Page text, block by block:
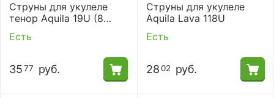
Струны для укулеле
тенор Aquila 19U (8
Есть
3577 руб.
Струны для укулеле
Aquila Lava 118U
Есть
2802 руб.